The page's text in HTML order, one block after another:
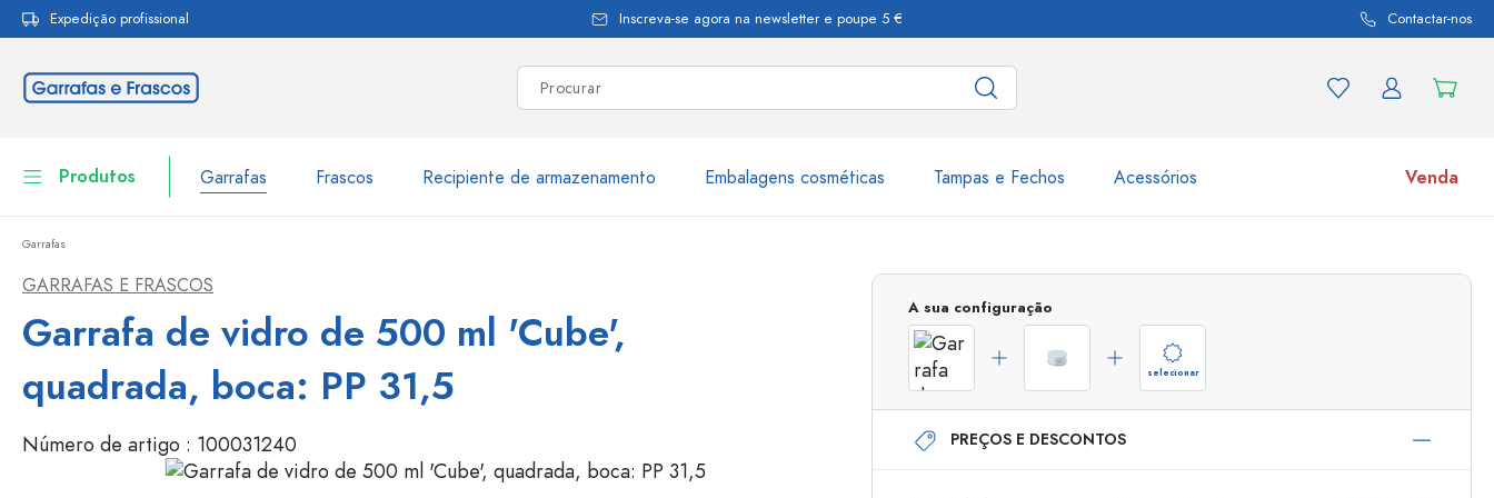
Saltar para a navegação principal
Expedição profissional Inscreva-se agora na newsletter e poupe 5 € Contactar-nos
Produtos Garrafas Frascos Recipiente de armazenamento Embalagens cosméticas Tampas e Fechos Acessórios Venda
Frascos
Louça de mesa
Embalagens cosméticas
Garrafas por marca
Garrafas Estal
Garrafas com tampa mecânica
Frascos de pulverização
Dispensadores Airless
Frascos com roll-on
Frascos
Descubra agora
Compre agora
Garrafas
GARRAFAS E FRASCOS
Garrafa de vidro de 500 ml 'Cube',
quadrada, boca: PP 31,5
Número de artigo : 100031240
A sua configuração
selecionar
PREÇOS E DESCONTOS